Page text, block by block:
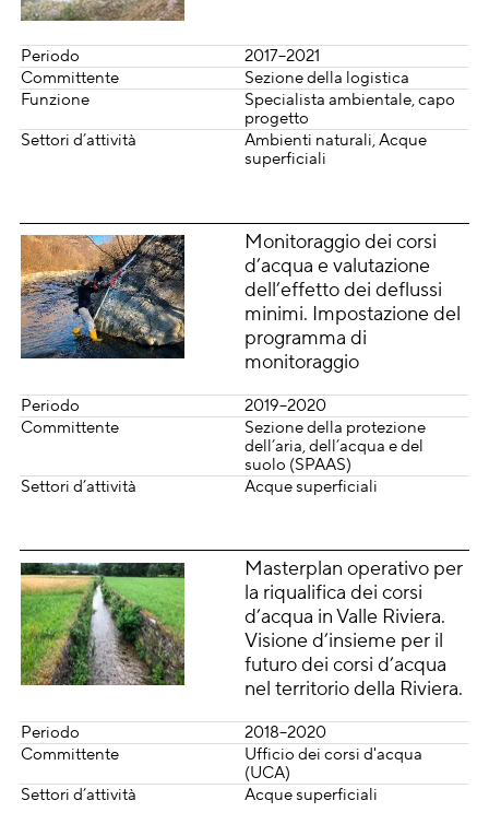
Periodo
2017–2021
Committente
Sezione della logistica
Funzione
Specialista ambientale, capo
progetto
Settori d’attività
Ambienti naturali Acque
superficiali
Monitoraggio dei corsi
d’acqua e valutazione
dell’effetto dei deflussi
minimi. Impostazione del
programma di
monitoraggio
Periodo
2019–2020
Committente
Sezione della protezione
dell’aria, dell’acqua e del
suolo (SPAAS)
Settori d’attività
Acque superficiali
Masterplan operativo per
la riqualifica dei corsi
d’acqua in Valle Riviera.
Visione d’insieme per il
futuro dei corsi d’acqua
nel territorio della Riviera.
Periodo
2018–2020
Committente
Ufficio dei corsi d'acqua
(UCA)
Settori d’attività
Acque superficiali